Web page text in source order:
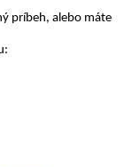
príbeh, alebo máte